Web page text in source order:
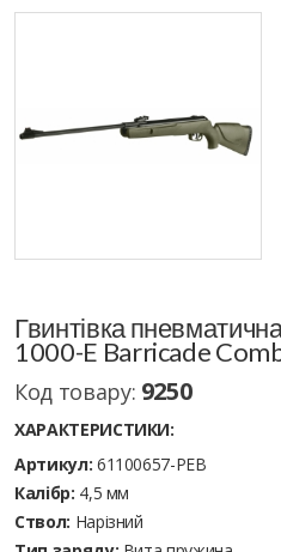
Гвинтівка
1000-E Barricade
Код товару: 9250
ХАРАКТЕРИСТИКИ:
Артикул: 61100657-PEB
Калібр: 4,5 мм
Ствол: Нарізний